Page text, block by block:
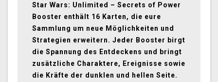
Star Wars: Unlimited – Secrets of Power
Booster enthält 16 Karten, die eure
Sammlung um neue Möglichkeiten und
Strategien erweitern. Jeder Booster birgt
die Spannung des Entdeckens und bringt
zusätzliche Charaktere, Ereignisse sowie
die Kräfte der dunklen und hellen Seite.